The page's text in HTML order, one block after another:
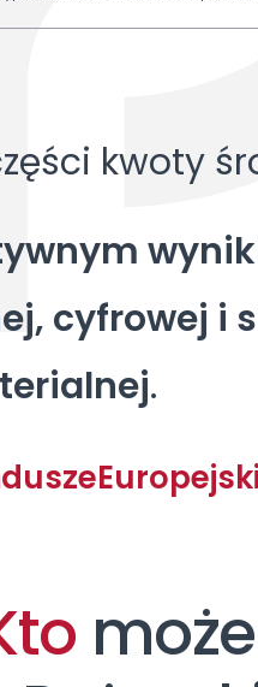
kwoty
cyfrowej i
.
może